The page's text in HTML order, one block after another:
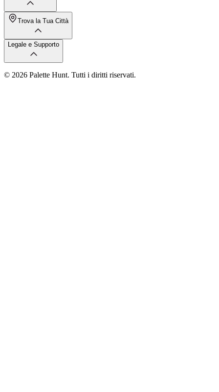
Trova la Tua Città
Legale e Supporto
© 2026 Palette Hunt. Tutti i diritti riservati.